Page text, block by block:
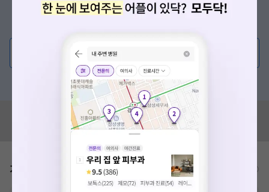
증상/치료, 궁금한 점이 있나요?
💬 무엇이든 물어보세요
혹은, 의료상담 서비스에 다양한 게시글 보러가기
혹시 잘못된 병원정보가 있나요?
모두닥 팀에 알려주세요!
가격표 비급여/급여 진료란?